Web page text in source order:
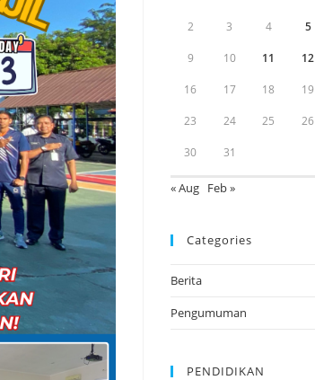
2 3 4 5
9 10 11 12
16 17 18 19
23 24 25 26
30 31
« Aug Feb »
Categories
Berita
Pengumuman
PENDIDIKAN